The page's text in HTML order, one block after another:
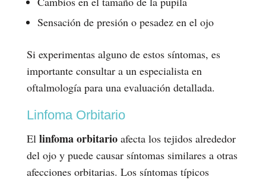
Sensación de presión o pesadez en el ojo
Si experimentas alguno de estos síntomas, es
importante consultar a un especialista en
oftalmología para una evaluación detallada.
Linfoma Orbitario
El linfoma orbitarioafecta los tejidos alrededor
del ojo y puede causar síntomas similares a otras
afecciones orbitarias. Los síntomas típicos